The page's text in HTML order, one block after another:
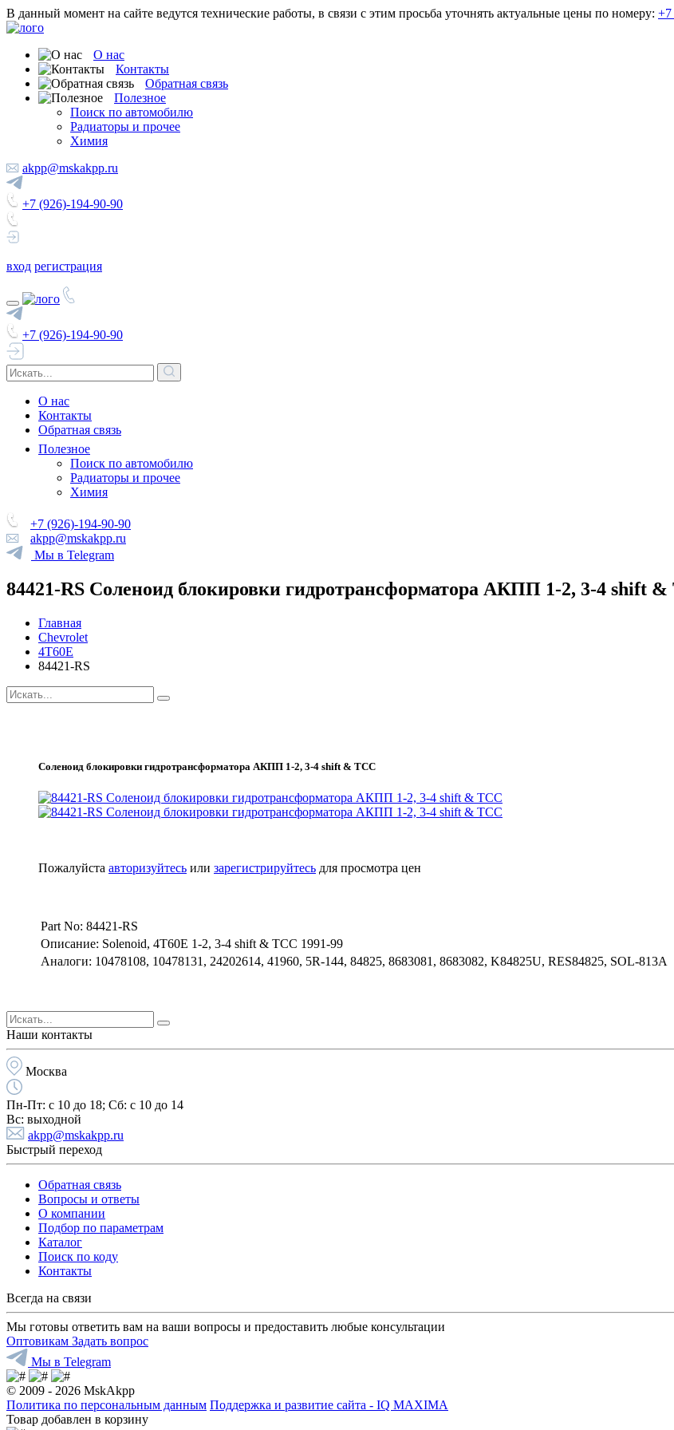
В данный момент на сайте ведутся технические работы, в связи с этим просьба уточнять актуальные цены по номеру: +7
О нас
Контакты
Обратная связь
Полезное
Поиск по автомобилю
Радиаторы и прочее
Химия
akpp@mskakpp.ru
+7 (926)-194-90-90
вход регистрация
+7 (926)-194-90-90
О нас
Контакты
Обратная связь
Полезное
Поиск по автомобилю
Радиаторы и прочее
Химия
+7 (926)-194-90-90
akpp@mskakpp.ru
Мы в Telegram
84421-RS Соленоид блокировки гидротрансформатора АКПП 1-2, 3-4 shift &
Главная
Chevrolet
4T60E
84421-RS
Соленоид блокировки гидротрансформатора АКПП 1-2, 3-4 shift & TCC
Пожалуйста авторизуйтесь или зарегистрируйтесь для просмотра цен
Part No: 84421-RS
Описание: Solenoid, 4T60E 1-2, 3-4 shift & TCC 1991-99
Аналоги: 10478108, 10478131, 24202614, 41960, 5R-144, 84825, 8683081, 8683082, K84825U, RES84825, SOL-813A
Наши контакты
Москва
Пн-Пт: с 10 до 18; Cб: с 10 до 14
Вс: выходной
akpp@mskakpp.ru
Быстрый переход
Обратная связь
Вопросы и ответы
О компании
Подбор по параметрам
Каталог
Поиск по коду
Контакты
Всегда на связи
Мы готовы ответить вам на ваши вопросы и предоставить любые консультации
Оптовикам Задать вопрос
Мы в Telegram
© 2009 - 2026 MskAkpp
Политика по персональным данным Поддержка и развитие сайта - IQ MAXIMA
Товар добавлен в корзину